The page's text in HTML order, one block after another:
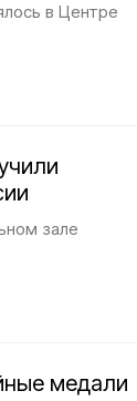
в Центре
зале
медали